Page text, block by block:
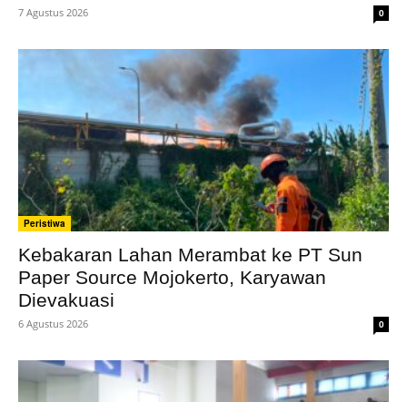
7 Agustus 2026 0
Peristiwa
Kebakaran Lahan Merambat ke PT Sun
Paper Source Mojokerto, Karyawan
Dievakuasi
6 Agustus 2026 0